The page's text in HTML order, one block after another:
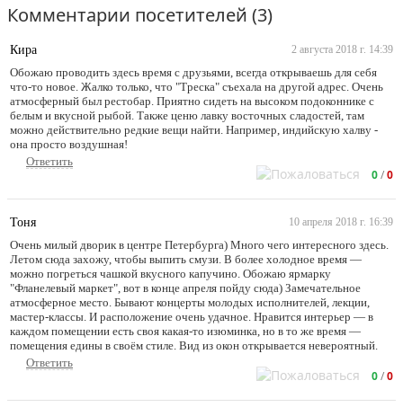
Комментарии посетителей (3)
Кира 2 августа 2018 г. 14:39
Обожаю проводить здесь время с друзьями, всегда открываешь для себя
что-то новое. Жалко только, что "Треска" съехала на другой адрес. Очень
атмосферный был рестобар. Приятно сидеть на высоком подоконнике с
белым и вкусной рыбой. Также ценю лавку восточных сладостей, там
можно действительно редкие вещи найти. Например, индийскую халву -
она просто воздушная!
Ответить
0/0
Тоня 10 апреля 2018 г. 16:39
Очень милый дворик в центре Петербурга) Много чего интересного здесь.
Летом сюда захожу, чтобы выпить смузи. В более холодное время —
можно погреться чашкой вкусного капучино. Обожаю ярмарку
"Фланелевый маркет", вот в конце апреля пойду сюда) Замечательное
атмосферное место. Бывают концерты молодых исполнителей, лекции,
мастер-классы. И расположение очень удачное. Нравится интерьер — в
каждом помещении есть своя какая-то изюминка, но в то же время —
помещения едины в своём стиле. Вид из окон открывается невероятный.
Ответить
0/0